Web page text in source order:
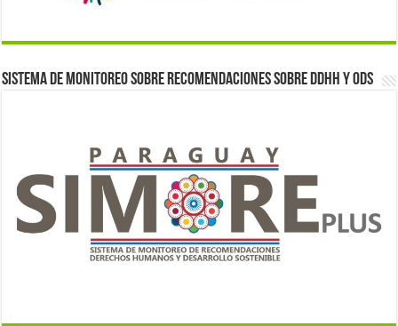
Sistema de monitoreo sobre recomendaciones sobre DDHH y ODS